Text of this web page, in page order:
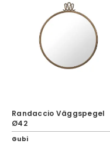
Randaccio Väggspegel
Ø42
Gubi